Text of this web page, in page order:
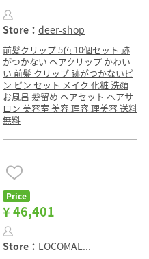
Store： deer-shop
前髪クリップ 5色 10個セット 跡
がつかない ヘアクリップ かわい
い 前髪 クリップ 跡がつかないピ
ン ピン セット メイク 化粧 洗顔
お風呂 髪留め ヘアセット ヘアサ
ロン 美容室 美容 理容 理美容 送料
無料
Price
¥ 46,401
Store： LOCOMAL...